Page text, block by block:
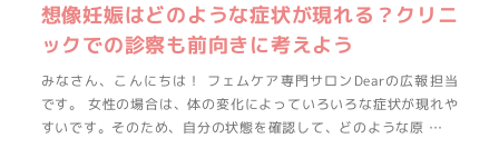
想像妊娠はどのような症状が現れる？クリニ
ックでの診察も前向きに考えよう
みなさん、こんにちは！ フェムケア専門サロンDearの広報担当
です。 女性の場合は、体の変化によっていろいろな症状が現れや
すいです。そのため、自分の状態を確認して、どのような原 …